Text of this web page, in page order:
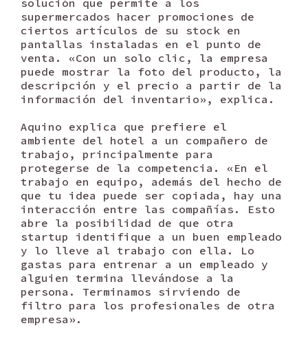
solución que permite a los
supermercados hacer promociones de
ciertos artículos de su stock en
pantallas instaladas en el punto de
venta. «Con un solo clic, la empresa
puede mostrar la foto del producto, la
descripción y el precio a partir de la
información del inventario», explica.
Aquino explica que prefiere el
ambiente del hotel a un compañero de
trabajo, principalmente para
protegerse de la competencia. «En el
trabajo en equipo, además del hecho de
que tu idea puede ser copiada, hay una
interacción entre las compañías. Esto
abre la posibilidad de que otra
startup identifique a un buen empleado
y lo lleve al trabajo con ella. Lo
gastas para entrenar a un empleado y
alguien termina llevándose a la
persona. Terminamos sirviendo de
filtro para los profesionales de otra
empresa».